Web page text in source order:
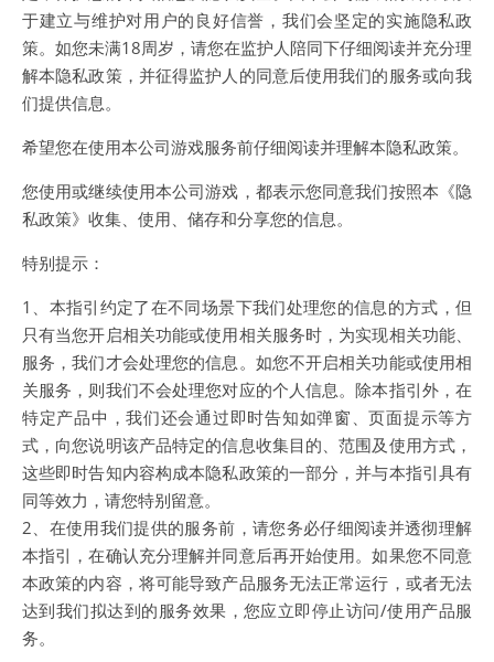
于建立与维护对用户的良好信誉，我们会坚定的实施隐私政
策。如您未满18周岁，请您在监护人陪同下仔细阅读并充分理
解本隐私政策，并征得监护人的同意后使用我们的服务或向我
们提供信息。
希望您在使用本公司游戏服务前仔细阅读并理解本隐私政策。
您使用或继续使用本公司游戏，都表示您同意我们按照本《隐
私政策》收集、使用、储存和分享您的信息。
特别提示：
1、本指引约定了在不同场景下我们处理您的信息的方式，但
只有当您开启相关功能或使用相关服务时，为实现相关功能、
服务，我们才会处理您的信息。如您不开启相关功能或使用相
关服务，则我们不会处理您对应的个人信息。除本指引外，在
特定产品中，我们还会通过即时告知如弹窗、页面提示等方
式，向您说明该产品特定的信息收集目的、范围及使用方式，
这些即时告知内容构成本隐私政策的一部分，并与本指引具有
同等效力，请您特别留意。
2、在使用我们提供的服务前，请您务必仔细阅读并透彻理解
本指引，在确认充分理解并同意后再开始使用。如果您不同意
本政策的内容，将可能导致产品服务无法正常运行，或者无法
达到我们拟达到的服务效果，您应立即停止访问/使用产品服
务。